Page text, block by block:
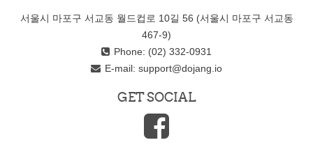
서울시 마포구 서교동 월드컵로 10길 56 (서울시 마포구 서교동
467-9)
Phone: (02) 332-0931
E-mail: support@dojang.io
GET SOCIAL